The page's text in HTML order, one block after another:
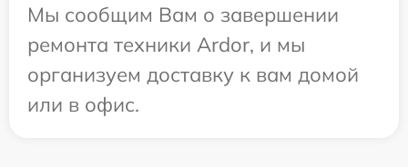
Мы сообщим Вам о завершении
ремонта техники Ardor, и мы
организуем доставку к вам домой
или в офис.